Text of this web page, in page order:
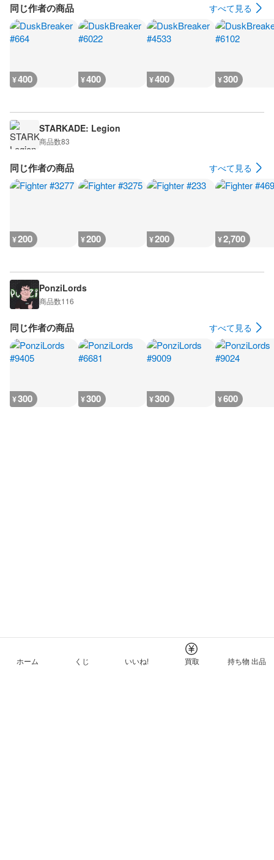
同じ作者の商品 すべて見る
¥400 ¥400 ¥400 ¥300
STARKADE: Legion
商品数83
同じ作者の商品 すべて見る
¥200 ¥200 ¥200 ¥2,700
PonziLords
商品数116
同じ作者の商品 すべて見る
¥300 ¥300 ¥300 ¥600
ホーム くじ いいね! 買取 持ち物 出品